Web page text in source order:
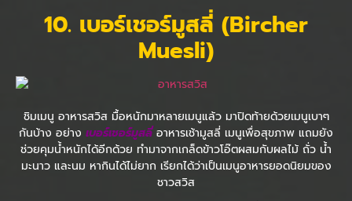
10. เบอร์เชอร์มูสลี่ (Bircher
Muesli)
ชิมเมนู อาหารสวิส มื้อหนักมาหลายเมนูแล้ว มาปิดท้ายด้วยเมนูเบาๆ
กันบ้าง อย่าง เบอร์เชอร์มูสลี่อาหารเช้ามูสลี่ เมนูเพื่อสุขภาพ แถมยัง
ช่วยคุมน้ำหนักได้อีกด้วย ทำมาจากเกล็ดข้าวโอ๊ตผสมกับผลไม้ ถั่ว น้ำ
มะนาว และนม หากินได้ไม่ยาก เรียกได้ว่าเป็นเมนูอาหารยอดนิยมของ
ชาวสวิส